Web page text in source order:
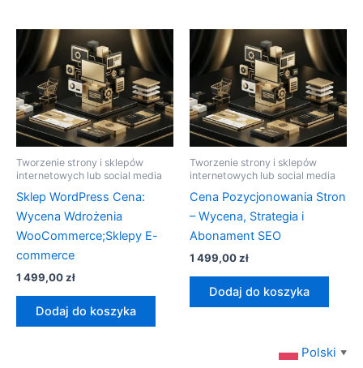
Tworzenie strony i sklepów
internetowych lub social media
Sklep WordPress Cena:
Wycena Wdrożenia
WooCommerce;Sklepy E-
commerce
1 499,00zł
Dodaj do koszyka
Tworzenie strony i sklepów
internetowych lub social media
Cena Pozycjonowania Stron
– Wycena, Strategia i
Abonament SEO
1 499,00zł
Dodaj do koszyka
Polski ▼